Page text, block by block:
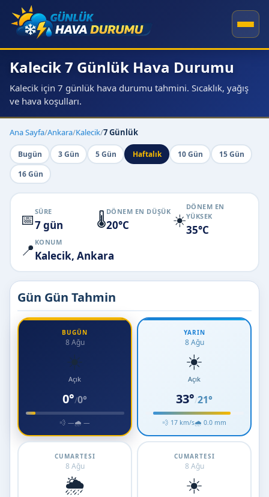
Kalecik 7 Günlük Hava Durumu
Kalecik için 7 günlük hava durumu tahmini. Sıcaklık, yağış
ve hava koşulları.
Ana Sayfa/Ankara/Kalecik/7 Günlük
Bugün 3 Gün 5 Gün Haftalık 10 Gün
15 Gün
16 Gün
📅 SÜRE
7 gün 🌡️DÖNEM EN DÜŞÜK
20°C ☀️
DÖNEM EN
YÜKSEK
35°C
📍 KONUM
Kalecik, Ankara
Gün Gün Tahmin
BUGÜN
8 Ağu
☀️
Açık
0°/0°
💨 —🌧 —
YARIN
8 Ağu
☀️
Açık
33°/21°
💨 17 km/s🌧 0.0 mm
CUMARTESI
8 Ağu
🌦️
CUMARTESI
8 Ağu
☀️